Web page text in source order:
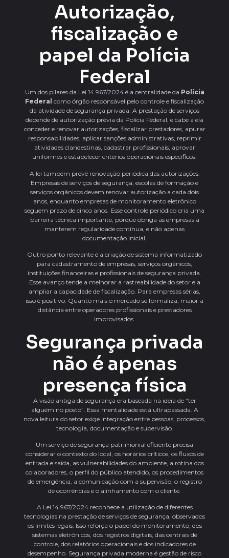
Autorização,
fiscalização e
papel da Polícia
Federal
Um dos pilares da Lei 14.967/2024 é a centralidade da Polícia
Federal como órgão responsável pelo controle e fiscalização
da atividade de segurança privada. A prestação de serviços
depende de autorização prévia da Polícia Federal, e cabe a ela
conceder e renovar autorizações, fiscalizar prestadores, apurar
responsabilidades, aplicar sanções administrativas, reprimir
atividades clandestinas, cadastrar profissionais, aprovar
uniformes e estabelecer critérios operacionais específicos.
A lei também prevê renovação periódica das autorizações.
Empresas de serviços de segurança, escolas de formação e
serviços orgânicos devem renovar autorização a cada dois
anos, enquanto empresas de monitoramento eletrônico
seguem prazo de cinco anos. Esse controle periódico cria uma
barreira técnica importante, porque obriga as empresas a
manterem regularidade contínua, e não apenas
documentação inicial.
Outro ponto relevante é a criação de sistema informatizado
para cadastramento de empresas, serviços orgânicos,
instituições financeiras e profissionais de segurança privada.
Esse avanço tende a melhorar a rastreabilidade do setor e a
ampliar a capacidade de fiscalização. Para empresas sérias,
isso é positivo. Quanto mais o mercado se formaliza, maior a
distância entre operadores profissionais e prestadores
improvisados.
Segurança privada
não é apenas
presença física
A visão antiga de segurança era baseada na ideia de “ter
alguém no posto”. Essa mentalidade está ultrapassada. A
nova leitura do setor exige integração entre pessoas, processos,
tecnologia, documentação e supervisão.
Um serviço de segurança patrimonial eficiente precisa
considerar o contexto do local, os horários críticos, os fluxos de
entrada e saída, as vulnerabilidades do ambiente, a rotina dos
colaboradores, o perfil do público atendido, os procedimentos
de emergência, a comunicação com a supervisão, o registro
de ocorrências e o alinhamento com o cliente.
A Lei 14.967/2024 reconhece a utilização de diferentes
tecnologias na prestação de serviços de segurança, observados
os limites legais. Isso reforça o papel do monitoramento, dos
sistemas eletrônicos, dos registros digitais, das centrais de
controle, dos relatórios operacionais e dos indicadores de
desempenho. Segurança privada moderna é gestão de risco